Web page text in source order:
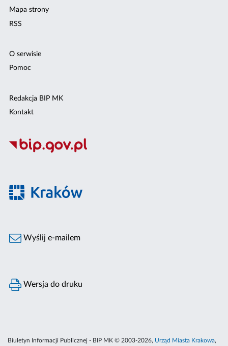
Mapa strony
RSS
O serwisie
Pomoc
Redakcja BIP MK
Kontakt
Wyślij e-mailem
Wersja do druku
Biuletyn Informacji Publicznej - BIP MK © 2003-2026, Urząd Miasta Krakowa,